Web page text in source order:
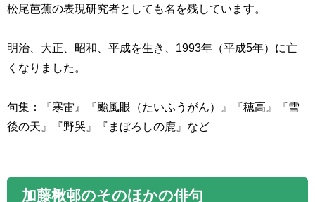
松尾芭蕉の表現研究者としても名を残しています。
明治、大正、昭和、平成を生き、 1993年（平成5年）に亡
くなりました。
句集：『寒雷』『颱風眼（たいふうがん）』『穂高』『雪
後の天』『野哭』『まぼろしの鹿』など
加藤楸邨のそのほかの俳句